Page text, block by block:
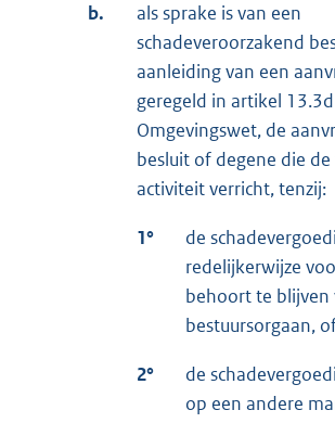
b.
als sprake is van een
schadeveroorzakend
aanleiding van een
geregeld in artikel
Omgevingswet, de
besluit of degene die
activiteit verricht, tenzij:
1°
de
redelijkerwijze
behoort te blijven
bestuursorgaan,
2°
de
op een andere